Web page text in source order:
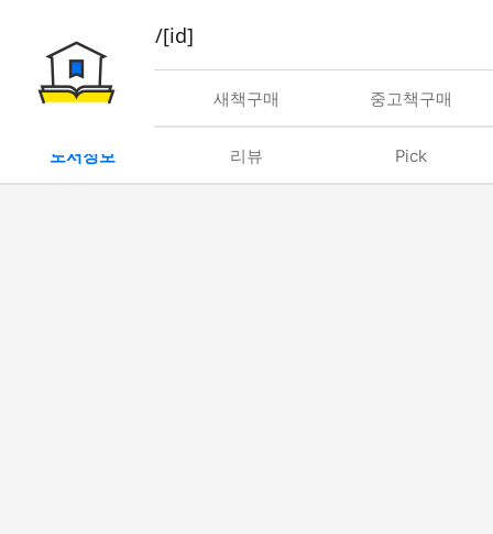
book/rent/[id]
대여 새책구매 중고책구매
도서정보 리뷰 Pick